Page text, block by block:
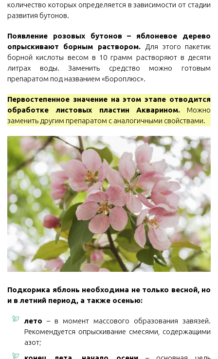
количество которых определяется в зависимости от стадии
развития бутонов.
Появление розовых бутонов – яблоневое дерево
опрыскивают борным раствором.
Для этого пакетик
борной кислоты весом в 10 грамм растворяют в десяти
литрах воды. Заменить средство можно готовым
препаратом под названием «Бороплюс».
Первостепенное значение на этом этапе отводится
обработке листовых пластин Акварином. Можно
заменить другим препаратом с аналогичными свойствами.
Подкормка яблонь необходима не только весной, но
и в летний период, а также осенью:
лето – в момент массового образования завязей.
Рекомендуется опрыскивание смесями, содержащими
азот;